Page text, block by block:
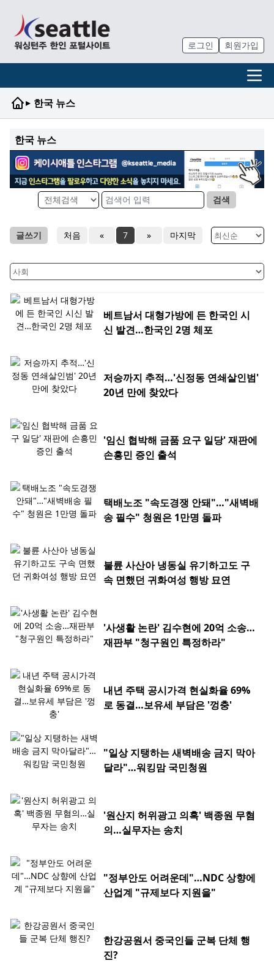
로그인 회원가입
▸ 한국 뉴스
한국 뉴스
검색
글쓰기 처음 « 7 » 마지막
베트남서 대형가방에 든 한국인 시
신 발견…한국인 2명 체포
저승까지 추적…'신정동 연쇄살인범'
20년 만에 찾았다
'임신 협박해 금품 요구 일당' 재판에
손흥민 증인 출석
택배노조 "속도경쟁 안돼"…"새벽배
송 필수" 청원은 1만명 돌파
불륜 사산아 냉동실 유기하고도 구
속 면했던 귀화여성 행방 묘연
'사생활 논란' 김수현에 20억 소송…
재판부 "청구원인 특정하라"
내년 주택 공시가격 현실화율 69%
로 동결…보유세 부담은 '껑충'
"일상 지탱하는 새벽배송 금지 막아
달라"…워킹맘 국민청원
'원산지 허위광고 의혹' 백종원 무혐
의…실무자는 송치
"정부안도 어려운데"…NDC 상향에
산업계 "규제보다 지원을"
한강공원서 중국인들 군복 단체 행
진?